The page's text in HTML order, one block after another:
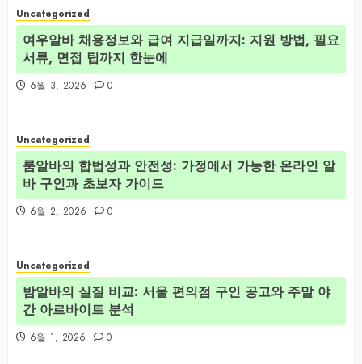
Uncategorized
여우알바 채용정보와 급여 지급일까지: 지원 방법, 필요
서류, 면접 팁까지 한눈에
6월 3, 2026 0
Uncategorized
룸알바의 합법성과 안전성: 가정에서 가능한 온라인 알
바 구인과 초보자 가이드
6월 2, 2026 0
Uncategorized
밤알바의 실질 비교: 서울 편의점 구인 공고와 주말 야
간 아르바이트 분석
6월 1, 2026 0